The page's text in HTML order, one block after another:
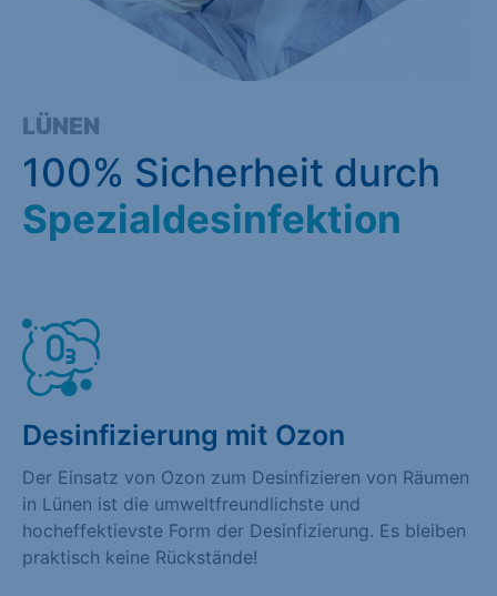
LÜNEN
100% Sicherheit durch
Spezialdesinfektion
Desinfizierung mit Ozon
Der Einsatz von Ozon zum Desinfizieren von Räumen
in Lünen ist die umweltfreundlichste und
hocheffektievste Form der Desinfizierung. Es bleiben
praktisch keine Rückstände!